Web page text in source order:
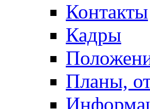
Контакты
Кадры
Планы,